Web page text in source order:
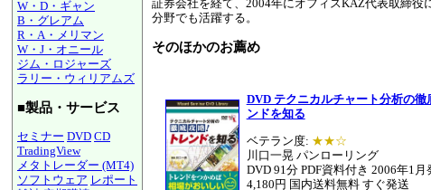
W・D・ギャン
B・グレアム
R・A・メリマン
W・J・オニール
ジム・ロジャーズ
ラリー・ウィリアムズ
■製品・サービス
セミナー DVD CD
TradingView
メタトレーダー (MT4)
ソフトウェア レポート
証券会社を経て、2004年にオフィスKAZ代表取締
分野でも活躍する。
そのほかのお薦め
DVD テクニカルチャート分析の徹
ンドを知る
ベテラン度: ★★☆
川口一晃 パンローリング
DVD 91分 PDF資料付き 2006年1月
4,180円 国内送料無料 すぐ発送